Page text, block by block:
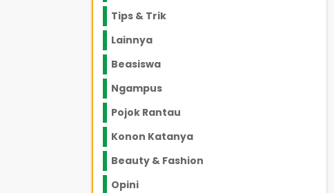
Tips & Trik
Lainnya
Beasiswa
Ngampus
Pojok Rantau
Konon Katanya
Beauty & Fashion
Opini